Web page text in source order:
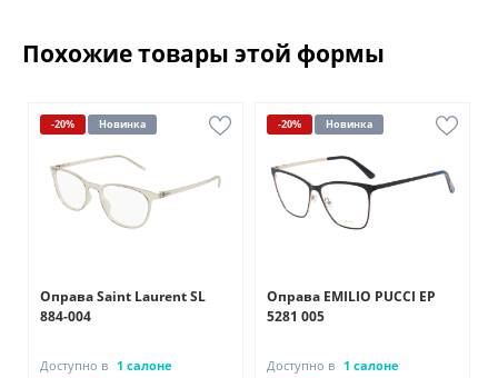
Похожие товары этой формы
-20% Новинка
Оправа Saint Laurent SL
884-004
Доступно в 1 салоне
-20% Новинка
Оправа EMILIO PUCCI EP
5281 005
Доступно в 1 салоне